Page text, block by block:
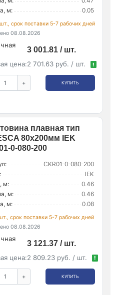
м:
0.05
срок поставки 5-7 рабочих дней
08.08.2026
3 001.81 / шт.
цена:2 701.63 руб. / шт. !
+ КУПИТЬ
плавная тип
80х200мм IEK
0-080-200
CKR01-0-080-200
IEK
м:
0.46
м:
0.46
м:
0.08
срок поставки 5-7 рабочих дней
08.08.2026
3 121.37 / шт.
цена:2 809.23 руб. / шт. !
+ КУПИТЬ